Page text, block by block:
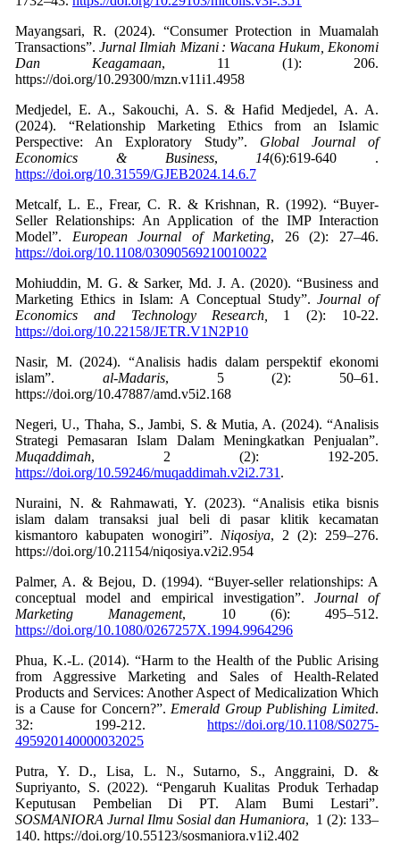
Mayangsari, R. (2024). “Consumer Protection in Muamalah
Transactions”.Jurnal Ilmiah Mizani : Wacana Hukum, Ekonomi
Dan Keagamaan, 11 (1): 206.
https://doi.org/10.29300/mzn.v11i1.4958
Medjedel, E. A., Sakouchi, A. S. & Hafid Medjedel, A. A.
(2024). “Relationship Marketing Ethics from an Islamic
Perspective: An Exploratory Study”. Global Journal of
Economics & Business, 14
(6):‏ 619-640.
https://doi.org/10.31559/GJEB2024.14.6.7
Metcalf, L. E., Frear, C. R. & Krishnan, R. (1992). “Buyer‐
Seller Relationships: An Application of the IMP Interaction
Model”. European Journal of Marketing, 26 (2): 27–46.
https://doi.org/10.1108/03090569210010022
Mohiuddin, M. G. & Sarker, Md. J. A. (2020). “Business and
Marketing Ethics in Islam: A Conceptual Study”.Journal of
Economics and Technology Research,
1 (2): 10-22.
https://doi.org/10.22158/JETR.V1N2P10
Nasir, M. (2024). “Analisis hadis dalam perspektif ekonomi
islam”. al-Madaris, 5 (2): 50–61.
https://doi.org/10.47887/amd.v5i2.168
Negeri, U., Thaha, S., Jambi, S. & Mutia, A. (2024). “Analisis
Strategi Pemasaran Islam Dalam Meningkatkan Penjualan”.
Muqaddimah, 2 (2): 192-205.
https://doi.org/10.59246/muqaddimah.v2i2.731 .
Nuraini, N. & Rahmawati, Y. (2023). “Analisis etika bisnis
islam dalam transaksi jual beli di pasar klitik kecamatan
kismantoro kabupaten wonogiri”. Niqosiya, 2 (2): 259–276.
https://doi.org/10.21154/niqosiya.v2i2.954
Palmer, A. & Bejou, D. (1994). “Buyer‐seller relationships: A
conceptual model and empirical investigation”. Journal of
Marketing Management, 10 (6): 495–512.
https://doi.org/10.1080/0267257X.1994.9964296
Phua, K.-L. (2014). “Harm to the Health of the Public Arising
from Aggressive Marketing and Sales of Health-Related
Products and Services: Another Aspect of Medicalization Which
is a Cause for Concern?”. Emerald Group Publishing Limited.
32: 199-212.
https://doi.org/10.1108/S0275-
495920140000032025
Putra, Y. D., Lisa, L. N., Sutarno, S., Anggraini, D. &
Supriyanto, S. (2022). “Pengaruh Kualitas Produk Terhadap
Keputusan Pembelian Di PT. Alam Bumi Lestari”.
SOSMANIORA Jurnal Ilmu Sosial dan Humaniora, 1 (2): 133–
140. https://doi.org/10.55123/sosmaniora.v1i2.402